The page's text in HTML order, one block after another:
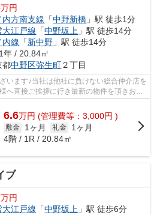
万円
内方南支線 「中野新橋 」駅 徒歩1分
大江戸線 「中野坂上 」駅 徒歩14分
内線 「新中野 」駅 徒歩14分
年 / 20.84㎡
都中野区弥生町２丁目
います♪当社は他社に負けない総合仲介店を
へ直接ご挨拶に行き最新の物件を頂きお客
報は...
6.6万円 (管理費等：3,000円 )
敷金 1ヶ月 礼金
1ヶ月
4階 / 1R / 20.84㎡
ブ
万円
大江戸線 「中野坂上 」駅 徒歩6分